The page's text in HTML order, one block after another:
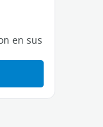
en sus